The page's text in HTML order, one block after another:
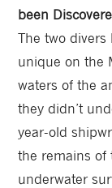
been
The two divers
unique on the
waters of the
they didn’t
year-old
the remains of
underwater